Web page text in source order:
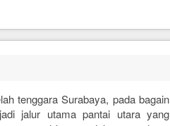
tenggara Surabaya, pada bagain
jalur utama pantai utara yang